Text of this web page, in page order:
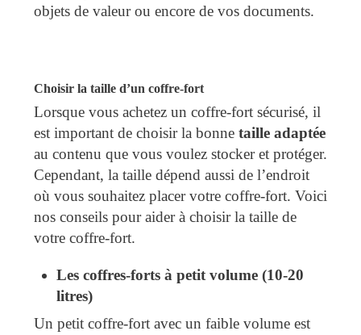
objets de valeur ou encore de vos documents.
Choisir la taille d’un coffre-fort
Lorsque vous achetez un coffre-fort sécurisé, il
est important de choisir la bonne taille adaptée
au contenu que vous voulez stocker et protéger.
Cependant, la taille dépend aussi de l’endroit
où vous souhaitez placer votre coffre-fort. Voici
nos conseils pour aider à choisir la taille de
votre coffre-fort.
Les coffres-forts à petit volume (10-20
litres)
Un petit coffre-fort avec un faible volume est